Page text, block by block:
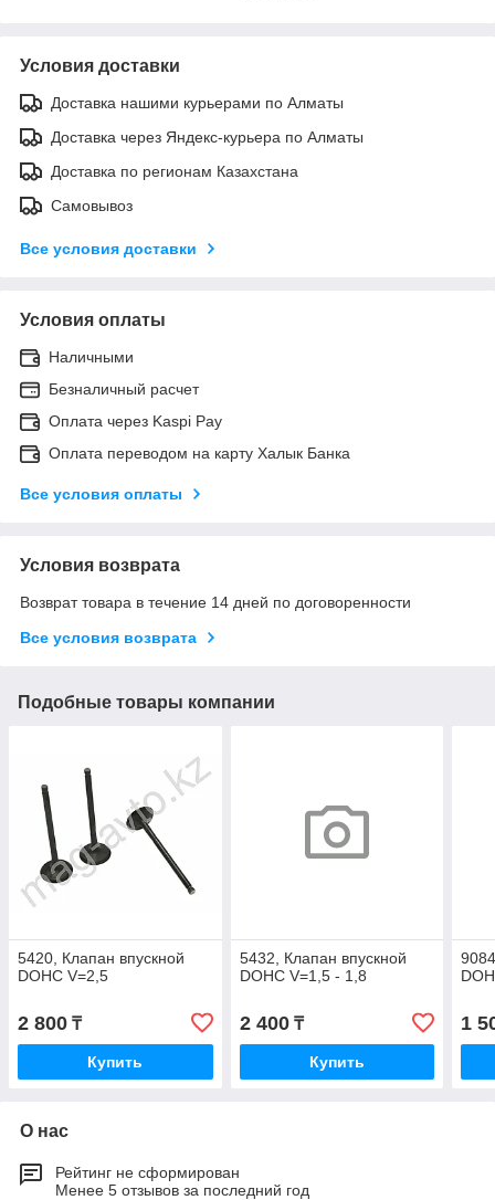
Условия доставки
Доставка нашими курьерами по Алматы
Доставка через Яндекс-курьера по Алматы
Доставка по регионам Казахстана
Самовывоз
Все условия доставки
Условия оплаты
Наличными
Безналичный расчет
Оплата через Kaspi Pay
Оплата переводом на карту Халык Банка
Все условия оплаты
Условия возврата
Возврат товара в течение 14 дней по договоренности
Все условия возврата
Подобные товары компании
5420, Клапан впускной
DOHC V=2,5
2 800 ₸
Купить
5432, Клапан впускной
DOHC V=1,5 - 1,8
2 400₸
Купить
1
О нас
Рейтинг не сформирован
Менее 5 отзывов за последний год